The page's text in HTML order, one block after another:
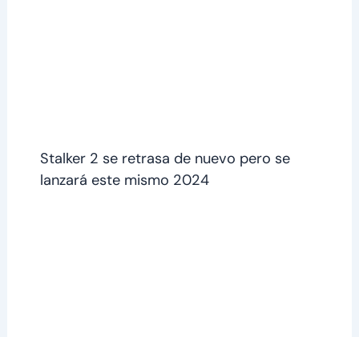
Stalker 2 se retrasa de nuevo pero se
lanzará este mismo 2024